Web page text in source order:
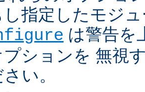
し指定したモジ
は警告を
ションを 無視
い。